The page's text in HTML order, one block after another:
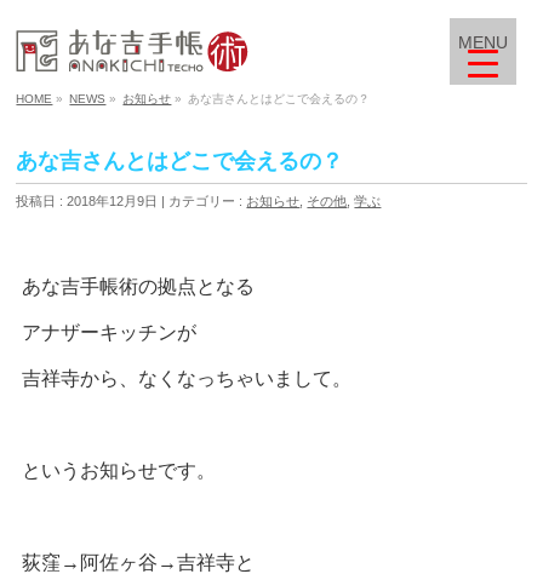
HOME » NEWS » お知らせ » あな吉さんとはどこで会えるの？
あな吉さんとはどこで会えるの？
投稿日 : 2018年12月9日 カテゴリー : お知らせ その他 ,学ぶ
あな吉手帳術の拠点となる
アナザーキッチンが
吉祥寺から、なくなっちゃいまして。
というお知らせです。
荻窪→阿佐ヶ谷→吉祥寺と
MENU